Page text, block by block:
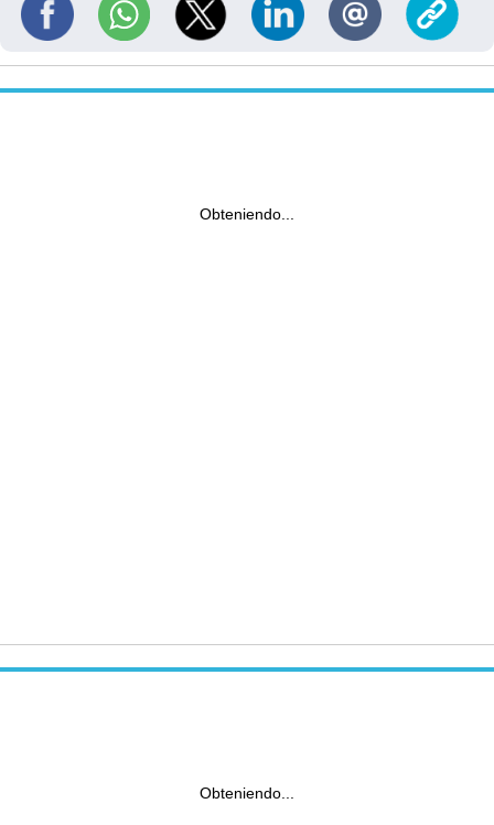
Obteniendo...
Obteniendo...